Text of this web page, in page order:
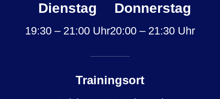
Dienstag
19:30 – 21:00 Uhr
Donnerstag
20:00 – 21:30 Uhr
Trainingsort